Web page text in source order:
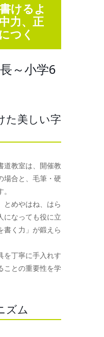
けるよ
力、正
つく
～小学6
た美しい字
道教室は、開催教
場合と、毛筆・硬
とめやはね、はら
になっても役に立
書く力」が鍛えら
を丁寧に手入れす
ことの重要性を学
ズム